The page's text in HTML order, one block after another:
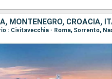
MONTENEGRO, CROACIA,
: Civitavecchia - Roma, Sorrento,